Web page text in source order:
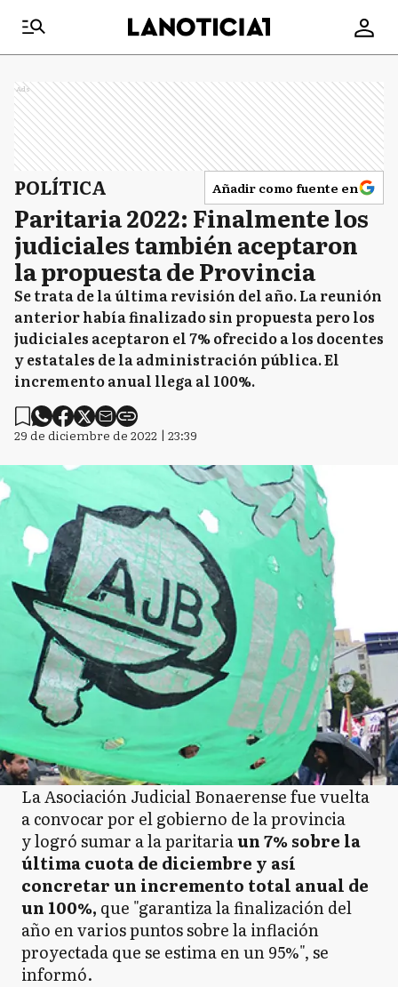
Ads
POLÍTICA Añadir como fuente en
Paritaria 2022: Finalmente los
judiciales también aceptaron
la propuesta de Provincia
Se trata de la última revisión del año. La reunión
anterior había finalizado sin propuesta pero los
judiciales aceptaron el 7% ofrecido a los docentes
y estatales de la administración pública. El
incremento anual llega al 100%.
29 de diciembre de 2022 | 23:39
La Asociación Judicial Bonaerense fue vuelta
a convocar por el gobierno de la provincia
y logró sumar a la paritariaun 7% sobre la
última cuota de diciembre y así
concretar un incremento total anual de
un 100%, que "garantiza la finalización del
año en varios puntos sobre la inflación
proyectada que se estima en un 95%", se
informó.